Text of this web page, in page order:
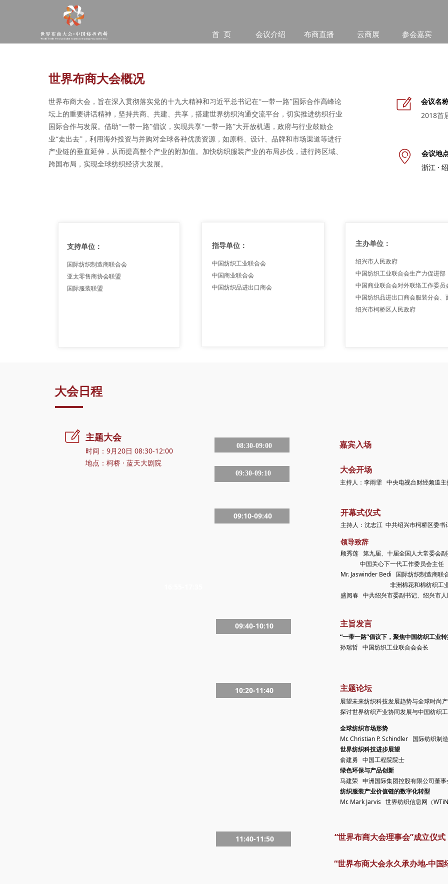
首 页 会议介绍 布商直播 云商展 参会嘉宾
世界布商大会概况
世界布商大会，旨在深入贯彻落实党的十九大精神和习近平总书记在“一带一路”国际合作高峰论
坛上的重要讲话精神，坚持共商、共建、共享，搭建世界纺织沟通交流平台，切实推进纺织行业
国际合作与发展。借助“一带一路”倡议，实现共享“一带一路”大开放机遇，政府与行业鼓励企
业“走出去”，利用海外投资与并购对全球各种优质资源，如原料、设计、品牌和市场渠道等进行
产业链的垂直延伸，从而提高整个产业的附加值。加快纺织服装产业的布局步伐，进行跨区域、
跨国布局，实现全球纺织经济大发展。
ꂐ 会议名
2018首
ꀷ 会议地
浙江 ·
支持单位：
国际纺织制造商联合会
亚太零售商协会联盟
国际服装联盟
主办单位：
绍兴市人民政府
中国纺织工业联合会生产力促进部
中国商业联合会对外联络工作委员
中国纺织品进出口商会服装分会、
绍兴市柯桥区人民政府
指导单位：
中国纺织工业联合会
中国商业联合会
中国纺织品进出口商会
开幕式仪式
主持人：沈志江 中共绍兴市柯桥区委书
领导致辞
顾秀莲 第九届、十届全国人大常委会副
中国关心下一代工作委员会主任
Mr. Jaswinder Bedi 国际纺织制造商联
非洲棉花和棉纺织工业联
盛阅春 中共绍兴市委副书记、绍兴市人
10:20-11:40
09:10-09:40
09:40-10:10 主旨发言
“一带一路”倡议下，聚焦中国纺织工业
孙瑞哲 中国纺织工业联合会会长
主题论坛
展望未来纺织科技发展趋势与全球时尚
探讨世界纺织产业协同发展与中国纺织
全球纺织市场形势
Mr. Christian P. Schindler 国际纺织制
世界纺织科技进步展望
俞建勇 中国工程院院士
绿色环保与产品创新
马建荣 申洲国际集团控股有限公司董
纺织服装产业价值链的数字化转型
Mr. Mark Jarvis 世界纺织信息网（
大会开场
主持人：李雨霏 中央电视台财经频道主
09:30-09:10
嘉宾入场
主题大会
时间：9月20日 08:30-12:00
地点：柯桥 · 蓝天大剧院
08:30-09:00
11:40-11:50
“世界布商大会永久承办地-中国
“世界布商大会理事会”成立仪式
大会日程
ꂐ